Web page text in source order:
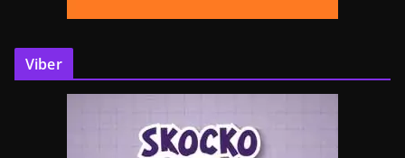
Viber